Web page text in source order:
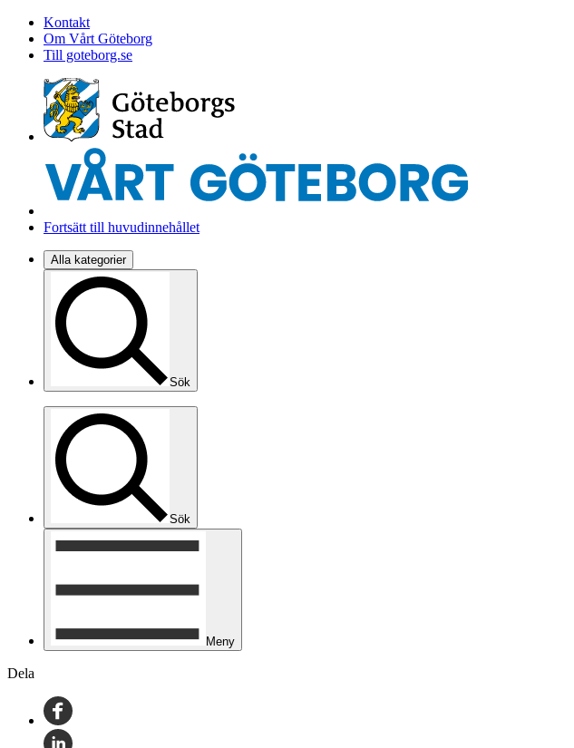
Kontakt
Om Vårt Göteborg
Till goteborg.se
Fortsätt till huvudinnehållet
Alla kategorier
Sök
Sök
Meny
Dela